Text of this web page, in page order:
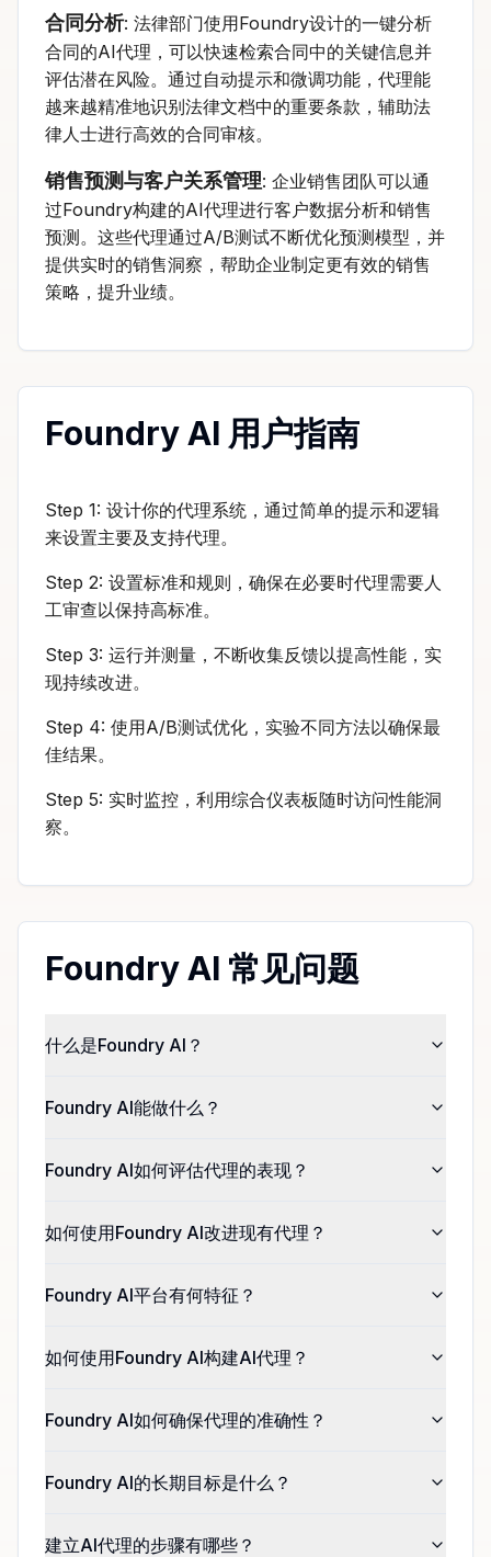
合同分析: 法律部门使用Foundry设计的一键分析
合同的AI代理，可以快速检索合同中的关键信息并
评估潜在风险。通过自动提示和微调功能，代理能
越来越精准地识别法律文档中的重要条款，辅助法
律人士进行高效的合同审核。
销售预测与客户关系管理: 企业销售团队可以通
过Foundry构建的AI代理进行客户数据分析和销售
预测。这些代理通过A/B测试不断优化预测模型，并
提供实时的销售洞察，帮助企业制定更有效的销售
策略，提升业绩。
Foundry AI 用户指南
Step 1: 设计你的代理系统，通过简单的提示和逻辑
来设置主要及支持代理。
Step 2: 设置标准和规则，确保在必要时代理需要人
工审查以保持高标准。
Step 3: 运行并测量，不断收集反馈以提高性能，实
现持续改进。
Step 4: 使用A/B测试优化，实验不同方法以确保最
佳结果。
Step 5: 实时监控，利用综合仪表板随时访问性能洞
察。
Foundry AI 常见问题
什么是Foundry AI？
Foundry AI能做什么？
Foundry AI如何评估代理的表现？
如何使用Foundry AI改进现有代理？
Foundry AI平台有何特征？
如何使用Foundry AI构建AI代理？
Foundry AI如何确保代理的准确性？
Foundry AI的长期目标是什么？
建立AI代理的步骤有哪些？